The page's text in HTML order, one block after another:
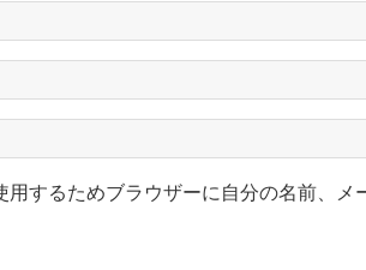
用するためブラウザーに自分の名前、メ